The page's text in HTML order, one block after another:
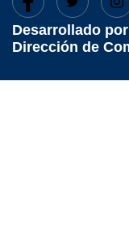
Desarrollado
Dirección de